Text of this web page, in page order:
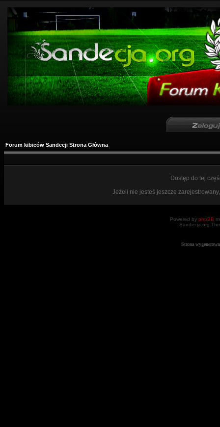
Forum kibiców Sandecji Strona Główna
Dostęp do tej
Jeżeli nie jesteś jeszcze
Powered by phpBB
Sandecja.org
Strona